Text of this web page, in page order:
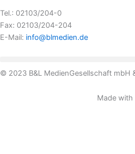
Tel.: 02103/204-0
Fax: 02103/204-204
E-Mail: info@blmedien.de
© 2023 B&L MedienGesellschaft mbH
Made